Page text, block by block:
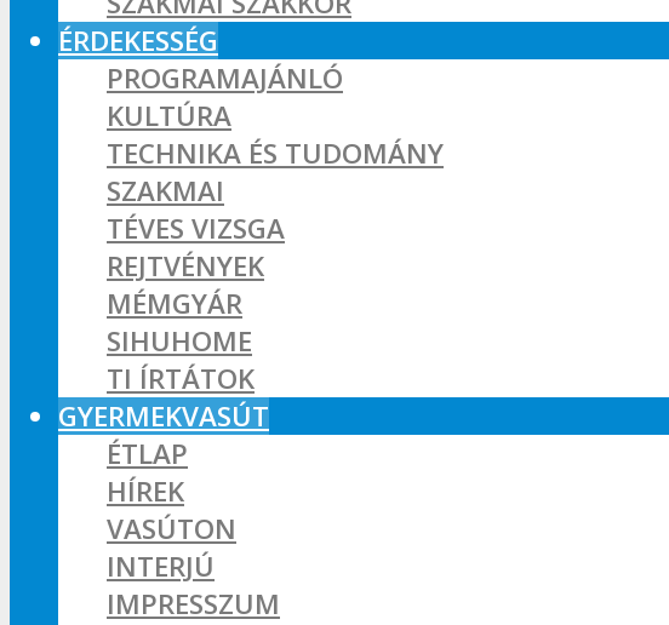
ÉRDEKESSÉG
PROGRAMAJÁNLÓ
KULTÚRA
TECHNIKA ÉS TUDOMÁNY
SZAKMAI
TÉVES VIZSGA
REJTVÉNYEK
MÉMGYÁR
SIHUHOME
TI ÍRTÁTOK
GYERMEKVASÚT
ÉTLAP
HÍREK
VASÚTON
INTERJÚ
IMPRESSZUM